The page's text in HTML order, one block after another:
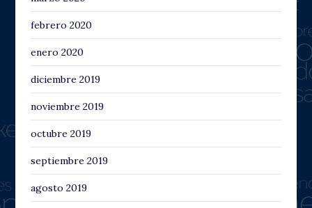
febrero 2020
enero 2020
diciembre 2019
noviembre 2019
octubre 2019
septiembre 2019
agosto 2019